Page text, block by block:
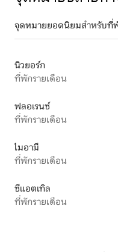
จุดหมายยอดนิยมสำหรับที่พั
นิวยอร์ก
ที่พักรายเดือน
ฟลอเรนซ์
ที่พักรายเดือน
ไมอามี
ที่พักรายเดือน
ซีแอตเทิล
ที่พักรายเดือน